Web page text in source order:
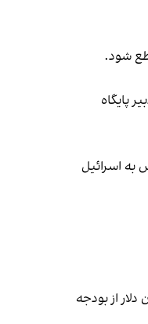
زکری مارشال، سردبیر پایگاه
از حمله حماس به اسرائیل
شامل وزارت آموزش، وزارت بهداشت و خدمات انسانی و اداره خدمات عمومی می‌شود، پیش‌تر نیز ۴۰۰ میلیون دلار از بودجه